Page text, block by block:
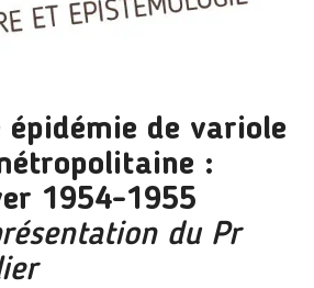
épidémie de variole
:
1954-1955
du Pr